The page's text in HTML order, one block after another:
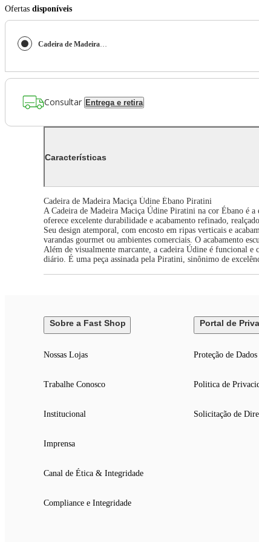
Ofertas disponíveis
Cadeira de Madeira Maciça Údine Ébano Piratini
Consultar Entrega e retira
Características
Cadeira de Madeira Maciça Údine Ébano Piratini
A Cadeira de Madeira Maciça Údine Piratini na cor Ébano é
oferece excelente durabilidade e acabamento refinado,
Seu design atemporal, com encosto em ripas verticais e
varandas gourmet ou ambientes comerciais. O acabamento
Além de visualmente marcante, a cadeira Údine é funcional e
diário. É uma peça assinada pela Piratini, sinônimo de
Sobre a Fast Shop
Nossas Lojas
Trabalhe Conosco
Institucional
Imprensa
Canal de Ética & Integridade
Compliance e Integridade
Portal de
Proteção de Dados
Politica de
Solicitação de